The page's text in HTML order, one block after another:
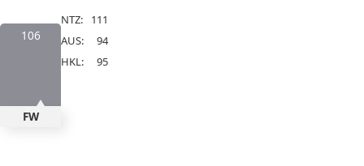
106
FW
NTZ:
111
AUS:
94
HKL:
95